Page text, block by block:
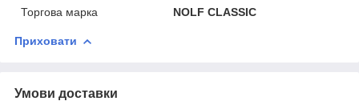
Торгова марка
NOLF CLASSIC
Приховати
Умови доставки